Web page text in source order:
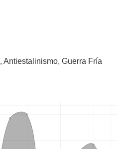
Antiestalinismo Guerra Fría